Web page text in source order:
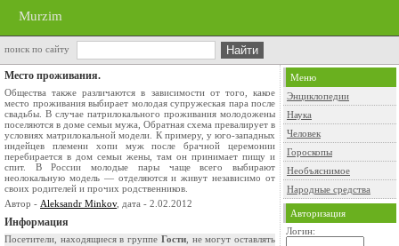
Murzim
поиск по сайту
Место проживания.
Общества также различаются в зависимости от того, какое
место проживания выбирает молодая супружеская пара после
свадьбы. В случае патрилокального проживания молодожены
поселяются в доме семьи мужа, Обратная схема превалирует в
условиях матрилокальной модели. К приме­ру, у юго-западных
индейцев племени хопи муж после брачной церемонии
перебирается в дом семьи жены, там он принимает пищу и
спит. В России молодые пары чаще всего выбирают
неолокальную модель — отделяются и живут независимо от
своих родителей и прочих родственников.
Автор - Aleksandr Minkov, дата - 2.02.2012
Информация
Посетители, находящиеся в группе Гости, не могут оставлять
Меню
Энциклопедии
Наука
Человек
Гороскопы
Необъяснимое
Народные средства
Авторизация
Логин: